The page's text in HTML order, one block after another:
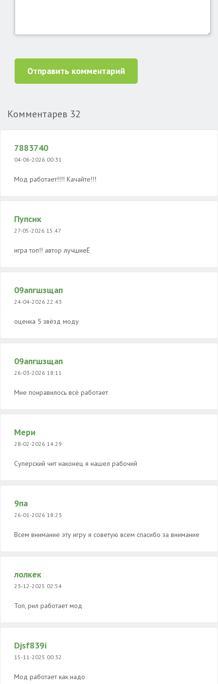
Отправить комментарий
Комментарев 32
7883740
04-06-2026 00:31
Мод работает!!!! Качайте!!!
Пупсик
27-05-2026 15:47
игра топ!! автор лучшиеЁ
09апгшзщап
24-04-2026 22:43
оценка 5 звёзд моду
09апгшзщап
26-03-2026 18:11
Мне понравилось всё работает
Мери
28-02-2026 14:29
Суперский чит наконец я нашел рабочий
9па
26-01-2026 18:23
Всем внимание эту игру я советую всем спасибо за внимание
лолкек
23-12-2025 02:54
Топ, рил работает мод
Djsf839i
15-11-2025 00:32
Мод работает как надо